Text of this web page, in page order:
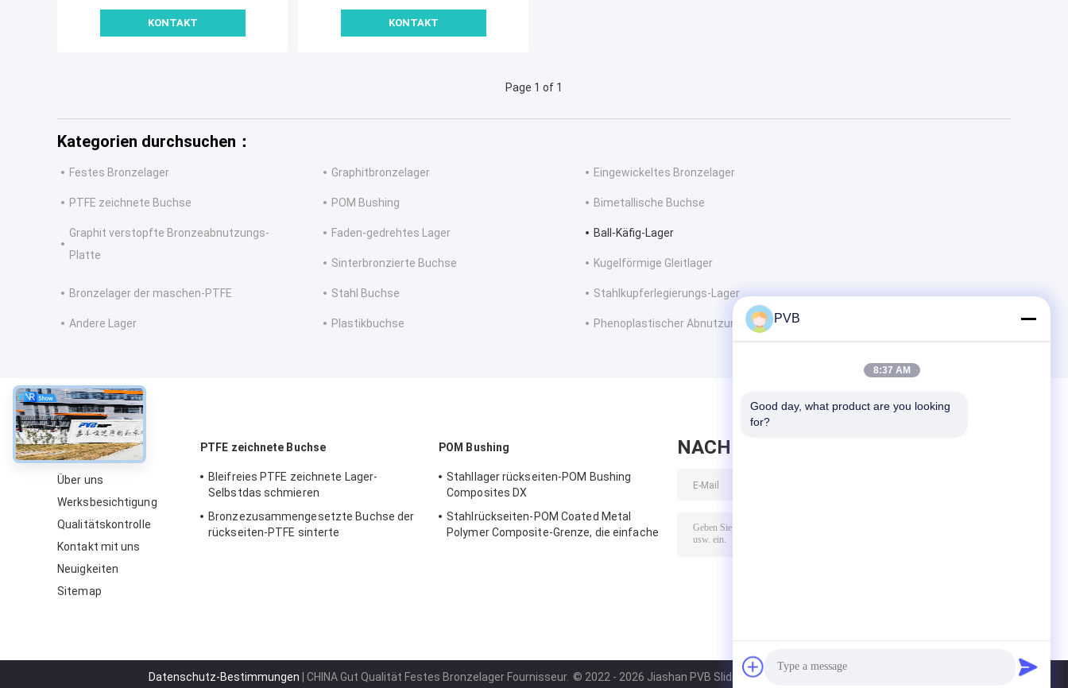
KONTAKT KONTAKT
Page 1 of 1
Kategorien durchsuchen：
Festes Bronzelager Graphitbronzelager Eingewickeltes Bronzelager
PTFE zeichnete Buchse POM Bushing Bimetallische Buchse
Graphit verstopfte Bronzeabnutzungs-
Platte
Faden-gedrehtes Lager Ball-Käfig-Lager
Sinterbronzierte Buchse Kugelförmige Gleitlager
Bronzelager der maschen-PTFE Stahl Buchse Stahlkupferlegierungs-Lager
Andere Lager Plastikbuchse Phenoplastischer Abnutzungs-Ring
über
Über uns
Werksbesichtigung
Qualitätskontrolle
Kontakt mit uns
Neuigkeiten
Sitemap
PTFE zeichnete Buchse
Bleifreies PTFE zeichnete Lager-
Selbstdas schmieren
Bronzezusammengesetzte Buchse der
rückseiten-PTFE sinterte
POM Bushing
Stahllager rückseiten-POM Bushing
Composites DX
Stahlrückseiten-POM Coated Metal
Polymer Composite-Grenze, die einfache
NACHRICHT HINTERLASSEN
Datenschutz-Bestimmungen | CHINA Gut Qualität Festes Bronzelager Fournisseur. © 2022 - 2026 Jiashan PVB Sliding Bearing Co.,Ltd. All Rights Reserved.
PVB
8:37 AM
Good day, what product are you looking
for?